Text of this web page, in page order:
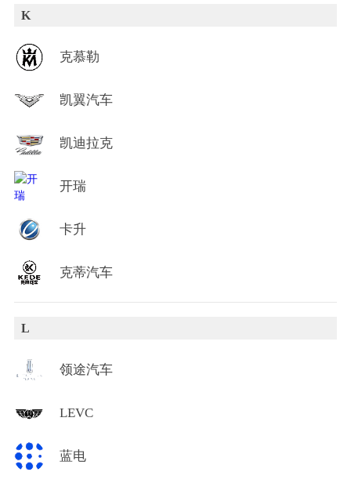
K
克慕勒
凯翼汽车
凯迪拉克
开瑞
卡升
克蒂汽车
L
领途汽车
LEVC
蓝电